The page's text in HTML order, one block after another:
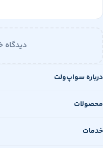
دیدگاه خود
سواپ‌ولت